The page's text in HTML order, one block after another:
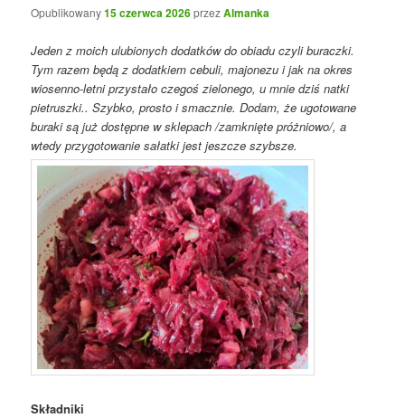
Opublikowany15 czerwca 2026przezAlmanka
Jeden z moich ulubionych dodatków do obiadu czyli buraczki.
Tym razem będą z dodatkiem cebuli, majonezu i jak na okres
wiosenno-letni przystało czegoś zielonego, u mnie dziś natki
pietruszki.. Szybko, prosto i smacznie. Dodam, że ugotowane
buraki są już dostępne w sklepach /zamknięte próżniowo/, a
wtedy przygotowanie sałatki jest jeszcze szybsze.
Składniki